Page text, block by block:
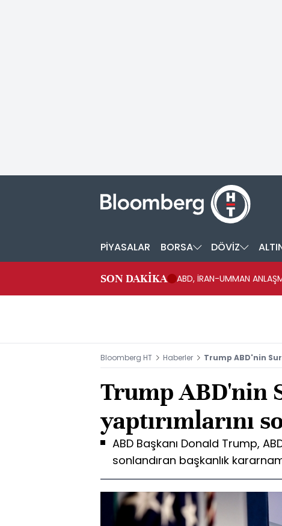
PİYASALAR BORSA DÖVİZ
SON DAKİKA ABD, İRAN-UMMAN
Bloomberg HT Haberler Trump ABD'nin
Trump ABD'nin
yaptırımlarını
ABD Başkanı Donald Trump,
sonlandıran başkanlık